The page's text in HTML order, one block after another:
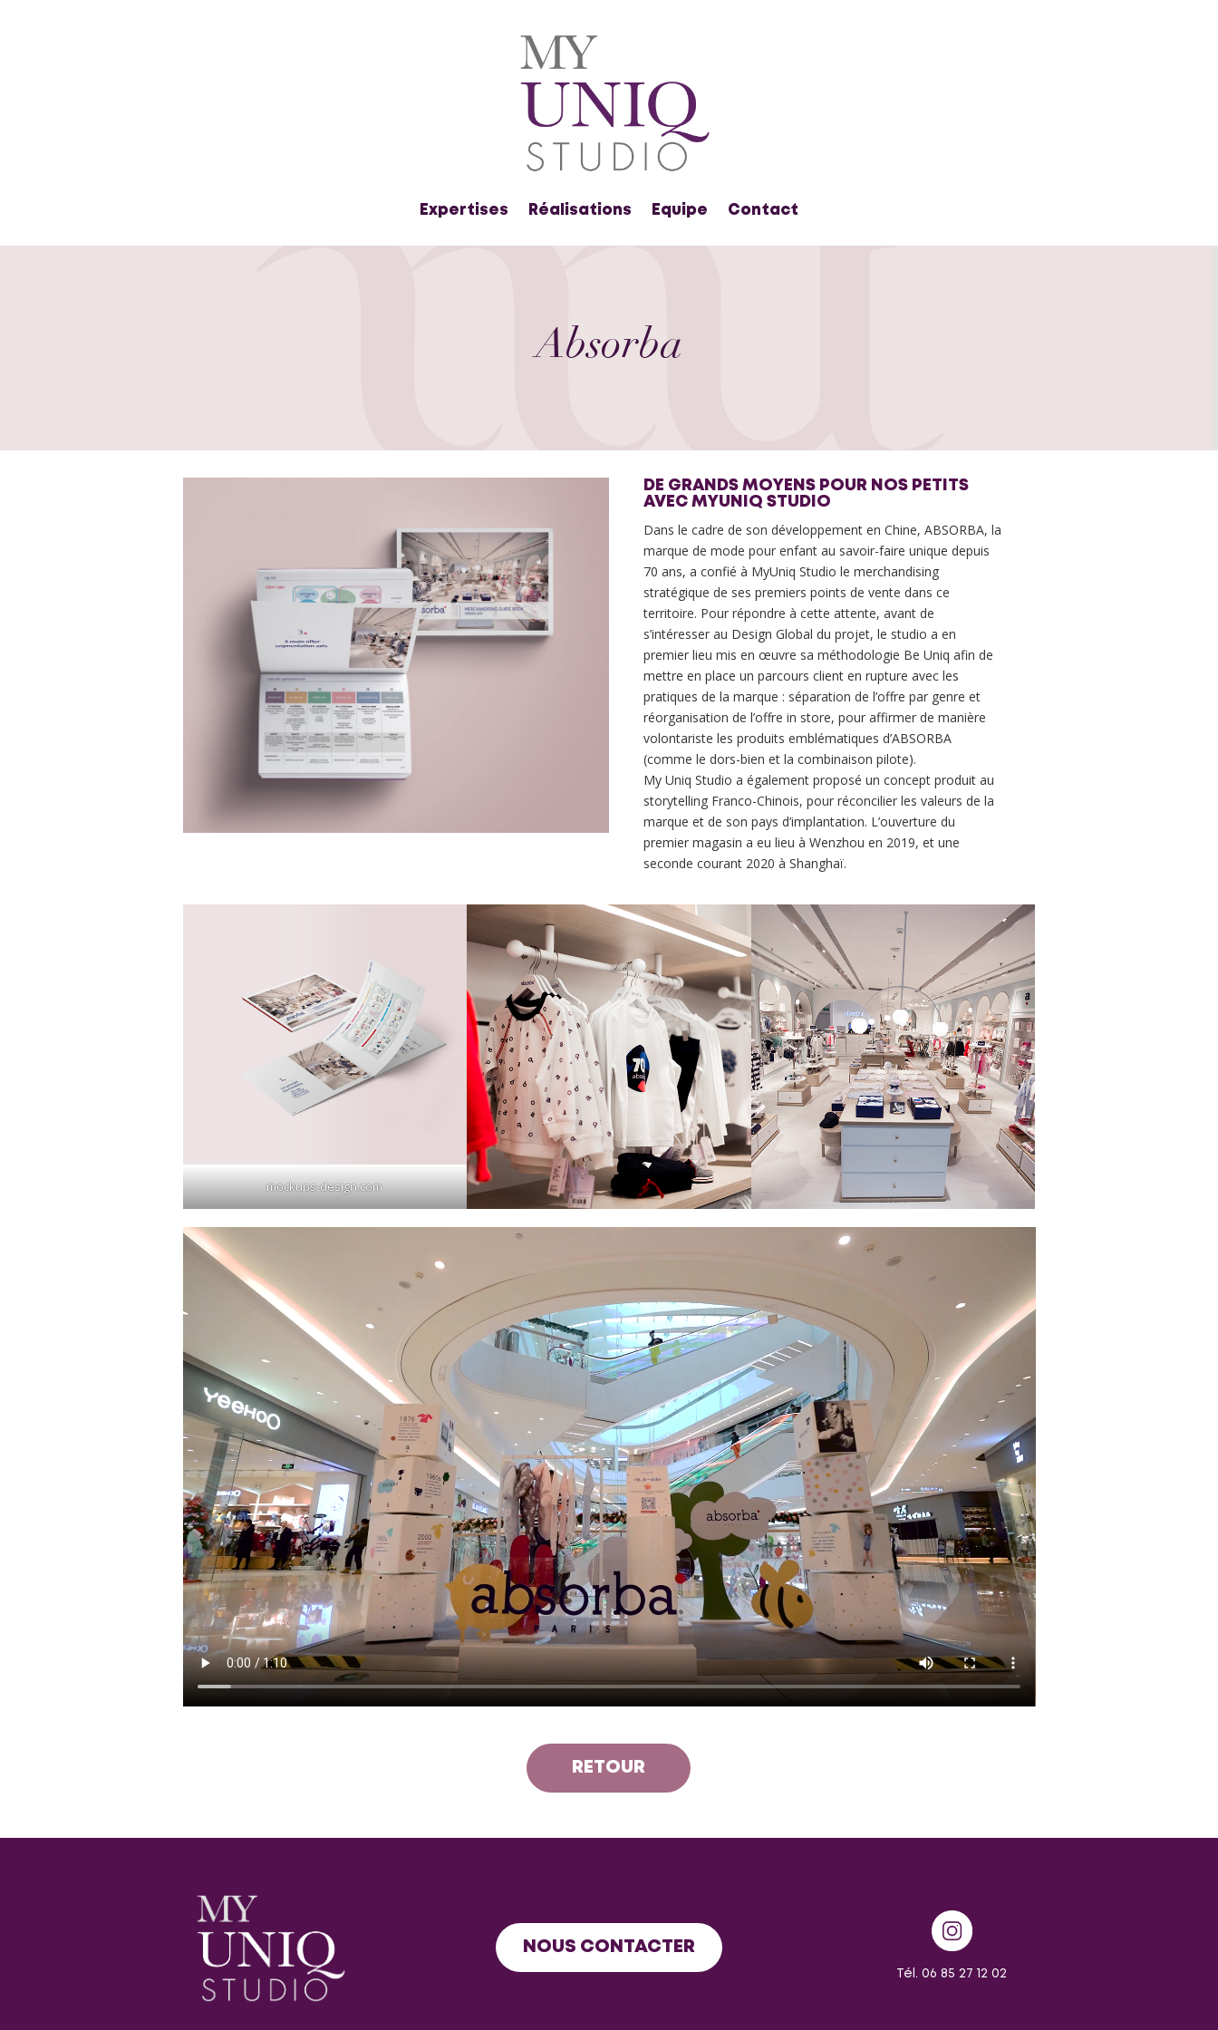
Expertises Réalisations Equipe Contact
Absorba
DE GRANDS MOYENS POUR NOS PETITS
AVEC MYUNIQ STUDIO
Dans le cadre de son développement en Chine, ABSORBA, la
marque de mode pour enfant au savoir-faire unique depuis
70 ans, a confié à MyUniq Studio le merchandising
stratégique de ses premiers points de vente dans ce
territoire. Pour répondre à cette attente, avant de
s’intéresser au Design Global du projet, le studio a en
premier lieu mis en œuvre sa méthodologie Be Uniq afin de
mettre en place un parcours client en rupture avec les
pratiques de la marque : séparation de l’offre par genre et
réorganisation de l’offre in store, pour affirmer de manière
volontariste les produits emblématiques d’ABSORBA
(comme le dors-bien et la combinaison pilote).
My Uniq Studio a également proposé un concept produit au
storytelling Franco-Chinois, pour réconcilier les valeurs de la
marque et de son pays d’implantation. L’ouverture du
premier magasin a eu lieu à Wenzhou en 2019, et une
seconde courant 2020 à Shanghaï.
mockups-design.com
RETOUR
NOUS CONTACTER
Tél. 06 85 27 12 02